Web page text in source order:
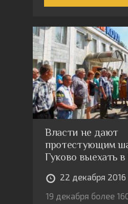
знаменитая
Владимира Ленина
Власти не дают
протестующим
Гуково выехать
22 декабря 2016
19 декабря более